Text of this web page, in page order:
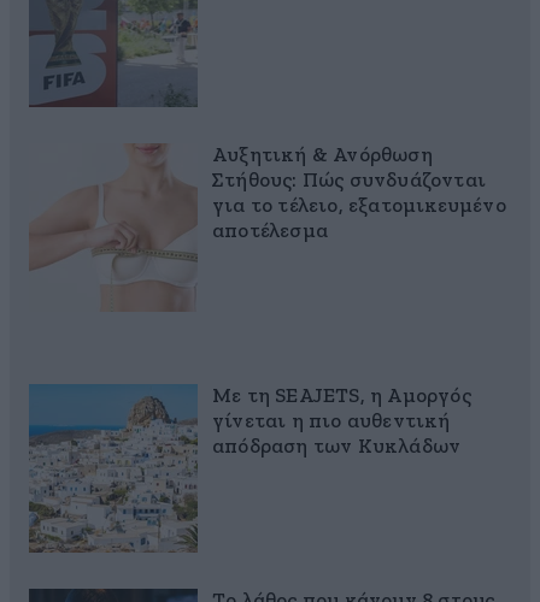
Αυξητική & Ανόρθωση
Στήθους: Πώς συνδυάζονται
για το τέλειο, εξατομικευμένο
αποτέλεσμα
Με τη SEAJETS, η Αμοργός
γίνεται η πιο αυθεντική
απόδραση των Κυκλάδων